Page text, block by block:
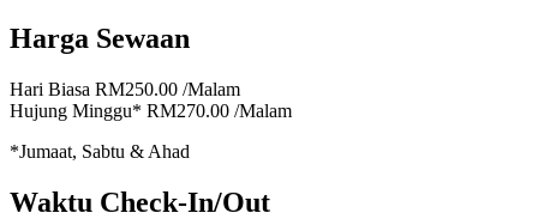
Harga Sewaan
Hari Biasa RM250.00 /Malam
Hujung Minggu* RM270.00 /Malam
*Jumaat, Sabtu & Ahad
Waktu Check-In/Out